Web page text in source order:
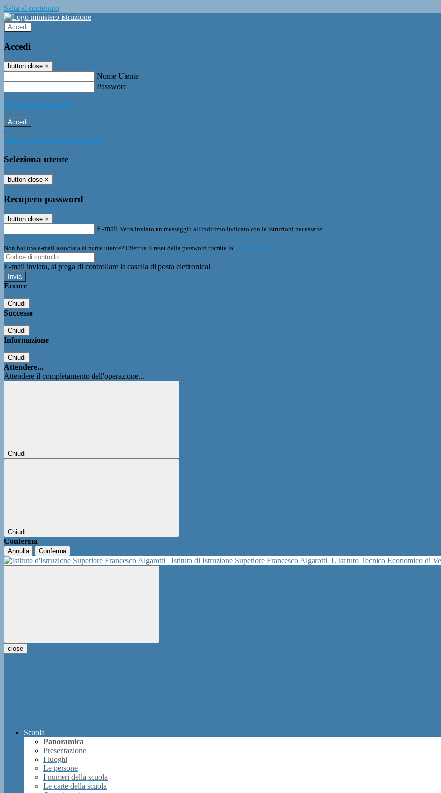
Salta al contenuto
Accedi
Accedi
button close ×
Nome Utente
Password
Password dimenticata?
-
Entra con SPID Entra con CIE
Seleziona utente
button close ×
Recupero password
button close ×
E-mail Verrà inviato un messaggio all'indirizzo indicato con le istruzioni necessarie.
Non hai una e-mail associata al nome utente? Effettua il reset della password tramite la Login Spaggiari
E-mail inviata, si prega di controllare la casella di posta elettronica!
Errore
Chiudi
Successo
Chiudi
Informazione
Chiudi
Attendere...
Attendere il completamento dell'operazione...
Chiudi
Chiudi
Conferma
Annulla Conferma
Istituto di Istruzione Superiore Francesco Algarotti L'Istituto Tecnico Economico di
close
Scuola
Panoramica
Presentazione
I luoghi
Le persone
I numeri della scuola
Le carte della scuola